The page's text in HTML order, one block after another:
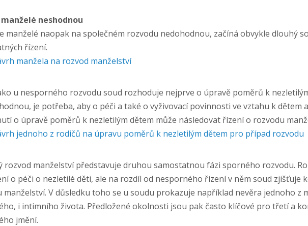
manželé neshodnou
manželé naopak na společném rozvodu nedohodnou, začíná obvykle dlouhý
řízení.
manžela na rozvod manželství
u nesporného rozvodu soud rozhoduje nejprve o úpravě poměrů k
je potřeba, aby o péči a také o vyživovací povinnosti ve vztahu k dětem
o úpravě poměrů k nezletilým dětem může následovat řízení o rozvodu
jednoho z rodičů na úpravu poměrů k nezletilým dětem pro případ rozvodu
rozvod manželství představuje druhou samostatnou fázi sporného rozvodu.
o péči o nezletilé děti, ale na rozdíl od nesporného řízení v něm soud
manželství. V důsledku toho se u soudu prokazuje například nevěra jednoho z
i intimního života. Předložené okolnosti jsou pak často klíčové pro třetí a
jmění.